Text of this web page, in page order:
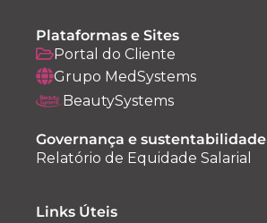
Plataformas e Sites
Portal do Cliente
Grupo MedSystems
BeautySystems
Governança e sustentabilidade
Relatório de Equidade Salarial
Links Úteis